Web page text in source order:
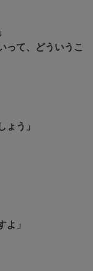
って、どういうこ
ょう」
よ」